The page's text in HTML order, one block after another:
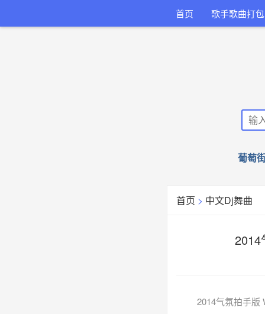
首页 歌手歌曲打包
葡萄
首页 > 中文Dj舞曲
2014
2014气氛拍手版